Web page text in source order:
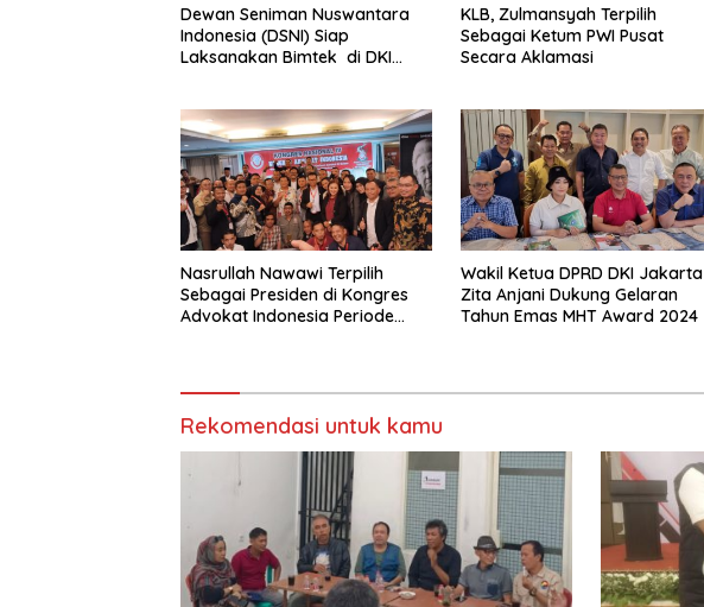
Dewan Seniman Nuswantara
Indonesia (DSNI) Siap
Laksanakan Bimtek di DKI
KLB, Zulmansyah Terpilih
Sebagai Ketum PWI Pusat
Secara Aklamasi
Nasrullah Nawawi Terpilih
Sebagai Presiden di Kongres
Advokat Indonesia Periode
Wakil Ketua DPRD DKI Jakarta
Zita Anjani Dukung Gelaran
Tahun Emas MHT Award 2024
Rekomendasi untuk kamu